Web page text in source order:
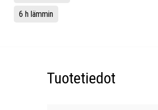
6 h lämmin
Tuotetiedot